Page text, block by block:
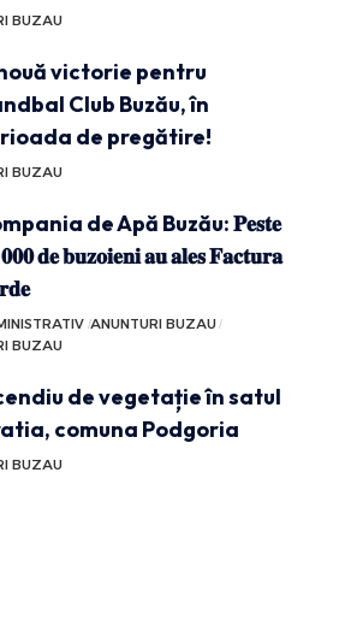
BUZAU
victorie pentru
Club Buzău, în
de pregătire!
BUZAU
de Apă Buzău: 𝐏𝐞𝐬𝐭𝐞
𝐝𝐞 𝐛𝐮𝐳𝐨𝐢𝐞𝐧𝐢 𝐚𝐮 𝐚𝐥𝐞𝐬 𝐅𝐚𝐜𝐭𝐮𝐫𝐚
ANUNTURI BUZAU
BUZAU
de vegetație în satul
comuna Podgoria
BUZAU